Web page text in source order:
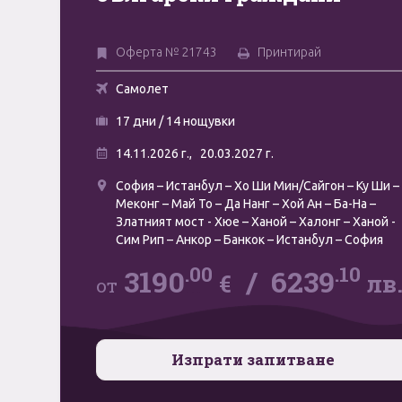
Оферта № 21743 Принтирай
Самолет
17 дни / 14 нощувки
14.11.2026 г., 20.03.2027 г.
София – Истанбул – Хо Ши Мин/Сайгон – Ку Ши –
Меконг – Май То – Да Нанг – Хой Ан – Ба-На –
Златният мост - Хюе – Ханой – Халонг – Ханой -
Сим Рип – Анкор – Банкок – Истанбул – София
от 3190.00 € / 6239.10 лв.
Изпрати запитване